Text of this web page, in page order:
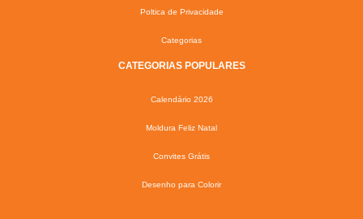
Poltica de Privacidade
Categorias
CATEGORIAS POPULARES
Calendário 2026
Moldura Feliz Natal
Convites Grátis
Desenho para Colorir